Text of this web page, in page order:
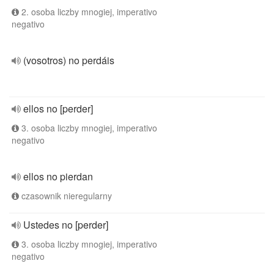
2. osoba liczby mnogiej, imperativo
negativo
(vosotros) no perdáis
ellos no [perder]
3. osoba liczby mnogiej, imperativo
negativo
ellos no pierdan
czasownik nieregularny
Ustedes no [perder]
3. osoba liczby mnogiej, imperativo
negativo